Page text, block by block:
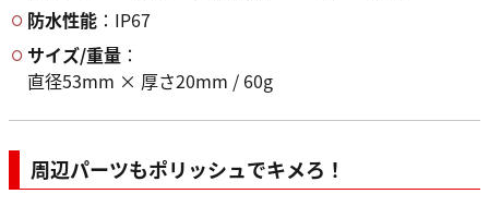
防水性能 ：IP67
サイズ/重量 ：
直径53mm × 厚さ20mm / 60g
周辺パーツもポリッシュでキメろ！